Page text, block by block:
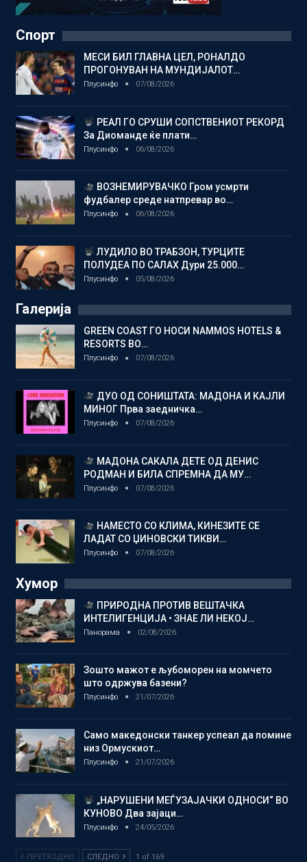
Спорт
МЕСИ БИЛ ГЛАВНА ЦЕЛ, РОНАЛДО
ПРОГОНУВАН НА МУНДИЈАЛОТ…
Плусинфо 07/08/2026
РЕАЛ ГО СРУШИ СОПСТВЕНИОТ РЕКОРД
За Диоманде ќе плати…
Плусинфо 06/08/2026
ВОЗНЕМИРУВАЧКО Гром усмрти
фудбалер среде натпревар во…
Плусинфо 06/08/2026
ЛУДИЛО ВО ТРАБЗОН, ТУРЦИТЕ
ПОЛУДЕА ПО САЛАХ Дури 25.000…
Плусинфо 05/08/2026
Галерија
GREEN COAST ГО НОСИ NAMMOS HOTELS &
RESORTS ВО…
Плусинфо 07/08/2026
ДУО ОД СОНИШТАТА: МАДОНА И КАЈЛИ
МИНОГ Прва заедничка…
Плусинфо 07/08/2026
МАДОНА САКАЛА ДЕТЕ ОД ДЕНИС
РОДМАН И БИЛА СПРЕМНА ДА МУ…
Плусинфо 07/08/2026
НАМЕСТО СО КЛИМА, КИНЕЗИТЕ СЕ
ЛАДАТ СО ЏИНОВСКИ ТИКВИ…
Плусинфо 07/08/2026
Хумор
ПРИРОДНА ПРОТИВ ВЕШТАЧКА
ИНТЕЛИГЕНЦИЈА • ЗНАЕ ЛИ НЕКОЈ…
Панорама 02/08/2026
Зошто мажот е љубоморен на момчето
што одржува базени?
Плусинфо 21/07/2026
Само македонски танкер успеал да помине
низ Ормускиот…
Плусинфо 21/07/2026
„НАРУШЕНИ МЕЃУЗАЈАЧКИ ОДНОСИ“ ВО
КУНОВО Два зајаци…
Плусинфо 24/05/2026
ПРЕТХОДНО СЛЕДНО 1 of 169